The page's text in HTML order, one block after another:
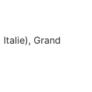
Grand